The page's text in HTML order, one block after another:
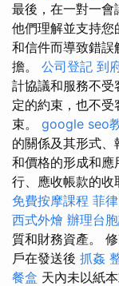
最後，在一對一會
他們理解並支持
和信件而導致錯
擔。 公司登記 到
計協議和服務不受
定的約束，也不
束。 google seo
的關係及其形式
和價格的形成和
行、應收帳款的收
免費按摩課程 菲
西式外燴 辦理台
質和財務資產。
戶在發送後 抓姦
餐盒 天內未以紙